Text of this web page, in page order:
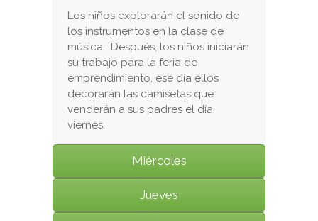
Los niños explorarán el sonido de
los instrumentos en la clase de
música. Después, los niños iniciarán
su trabajo para la feria de
emprendimiento, ese día ellos
decorarán las camisetas que
venderán a sus padres el día
viernes.
Miércoles
Jueves